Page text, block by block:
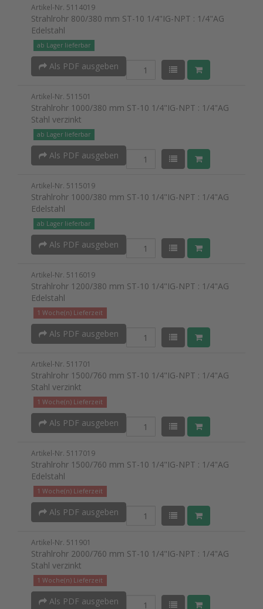
Artikel-Nr. 5114019
Strahlrohr 800/380 mm ST-10 1/4"IG-NPT : 1/4"AG
Edelstahl
ab Lager lieferbar
Als PDF ausgeben
Artikel-Nr. 511501
Strahlrohr 1000/380 mm ST-10 1/4"IG-NPT : 1/4"AG
Stahl verzinkt
ab Lager lieferbar
Als PDF ausgeben
Artikel-Nr. 5115019
Strahlrohr 1000/380 mm ST-10 1/4"IG-NPT : 1/4"AG
Edelstahl
ab Lager lieferbar
Als PDF ausgeben
Artikel-Nr. 5116019
Strahlrohr 1200/380 mm ST-10 1/4"IG-NPT : 1/4"AG
Edelstahl
1 Woche(n) Lieferzeit
Als PDF ausgeben
Artikel-Nr. 511701
Strahlrohr 1500/760 mm ST-10 1/4"IG-NPT : 1/4"AG
Stahl verzinkt
1 Woche(n) Lieferzeit
Als PDF ausgeben
Artikel-Nr. 5117019
Strahlrohr 1500/760 mm ST-10 1/4"IG-NPT : 1/4"AG
Edelstahl
1 Woche(n) Lieferzeit
Als PDF ausgeben
Artikel-Nr. 511901
Strahlrohr 2000/760 mm ST-10 1/4"IG-NPT : 1/4"AG
Stahl verzinkt
1 Woche(n) Lieferzeit
Als PDF ausgeben